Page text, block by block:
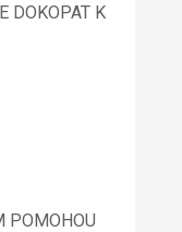
DOKOPAT K
POMOHOU